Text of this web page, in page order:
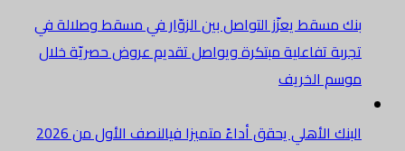
بنك مسقط يعزّز التواصل بين الزوّار في مسقط وصلالة في
تجربة تفاعلية مبتكرة ويواصل تقديم عروض حصريّة خلال
موسم الخريف
البنك الأهلي يحقق أداءً متميزا فيالنصف الأول من 2026